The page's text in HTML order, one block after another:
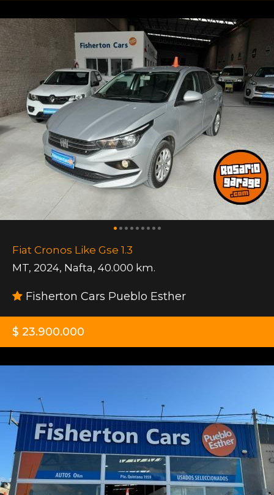
Fiat Cronos Like Gse 1.3
MT, 2024, Nafta, 40.000 km.
Fisherton Cars Pueblo Esther
$ 23.900.000